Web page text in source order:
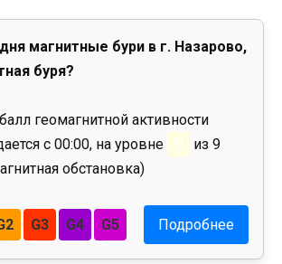
магнитные бури в г. Назарово,
буря?
геомагнитной активности
с 00:00, на уровне
0
из 9
обстановка)
G3 G4 G5 Подробнее